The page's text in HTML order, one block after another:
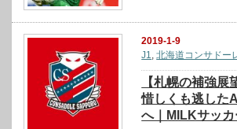
2019-1-9
J1,北海道コンサドー
【札幌の補強展
惜しくも逃した
へ｜MILKサッ